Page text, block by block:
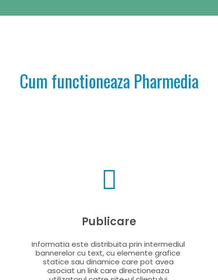
Cum functioneaza Pharmedia
Publicare
Informatia este distribuita prin intermediul
bannerelor cu text, cu elemente grafice
statice sau dinamice care pot avea
asociat un link care directioneaza